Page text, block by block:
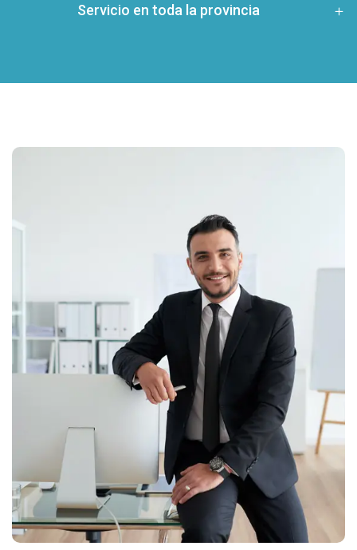
Servicio en toda la provincia